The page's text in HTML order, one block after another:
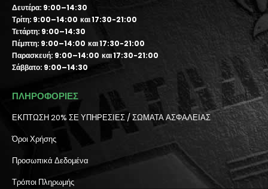
Δευτέρα: 9:00–14:30
Τρίτη: 9:00–14:00 και 17:30-21:00
Τετάρτη: 9:00–14:30
Πέμπτη: 9:00–14:00 και 17:30-21:00
Παρασκευή: 9:00–14:00 και 17:30-21:00
Σάββατο: 9:00–14:30
ΠΛΗΡΟΦΟΡΙΕΣ
ΕΚΠΤΩΣΗ 20% ΣΕ ΥΠΗΡΕΣΙΕΣ / ΣΩΜΑΤΑ ΑΣΦΑΛΕΙΑΣ
Όροι Χρήσης
Προσωπικά Δεδομένα
Τρόποι Πληρωμής